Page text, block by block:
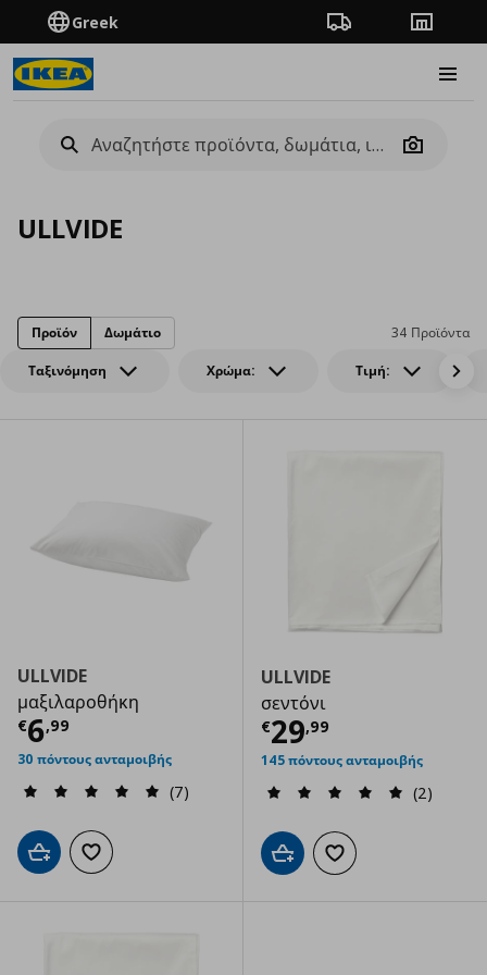
Greek Πορεία παραγγελίας
Camera
ULLVIDE
Ταξινόμηση Χρώμα: Τιμή:
34 Προϊόντα
Προϊόν Δωμάτιο
ULLVIDE
μαξιλαροθήκη
€6,99
Τρέχουσα τιμή € 6,99
30 πόντους ανταμοιβής
(7)
Προσθήκη στο καλάθι
Προσθήκη στα αγαπημένα
ULLVIDE
σεντόνι
€29,99
Τρέχουσα
145 πόντους ανταμοιβής
(2)
Προσθήκη στο καλάθι
Προσθήκη στα